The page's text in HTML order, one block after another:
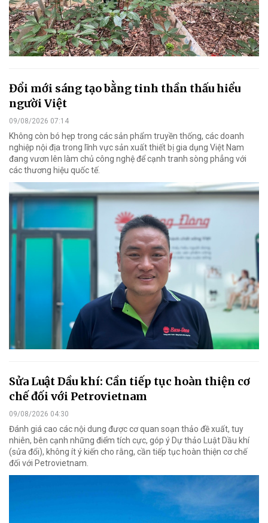
Đổi mới sáng tạo bằng tinh thần thấu hiểu
người Việt
09/08/2026 07:14
Không còn bó hẹp trong các sản phẩm truyền thống, các doanh
nghiệp nội địa trong lĩnh vực sản xuất thiết bị gia dụng Việt Nam
đang vươn lên làm chủ công nghệ để cạnh tranh sòng phẳng với
các thương hiệu quốc tế.
Sửa Luật Dầu khí: Cần tiếp tục hoàn thiện cơ
chế đối với Petrovietnam
09/08/2026 04:30
Đánh giá cao các nội dung được cơ quan soạn thảo đề xuất, tuy
nhiên, bên cạnh những điểm tích cực, góp ý Dự thảo Luật Dầu khí
(sửa đổi), không ít ý kiến cho rằng, cần tiếp tục hoàn thiện cơ chế
đối với Petrovietnam.